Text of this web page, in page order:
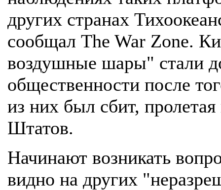
других странах
сообщал The War Zone.
воздушные шары" стали
общественности после
из них был сбит,
Штатов.
Начинают возникать
видно на других